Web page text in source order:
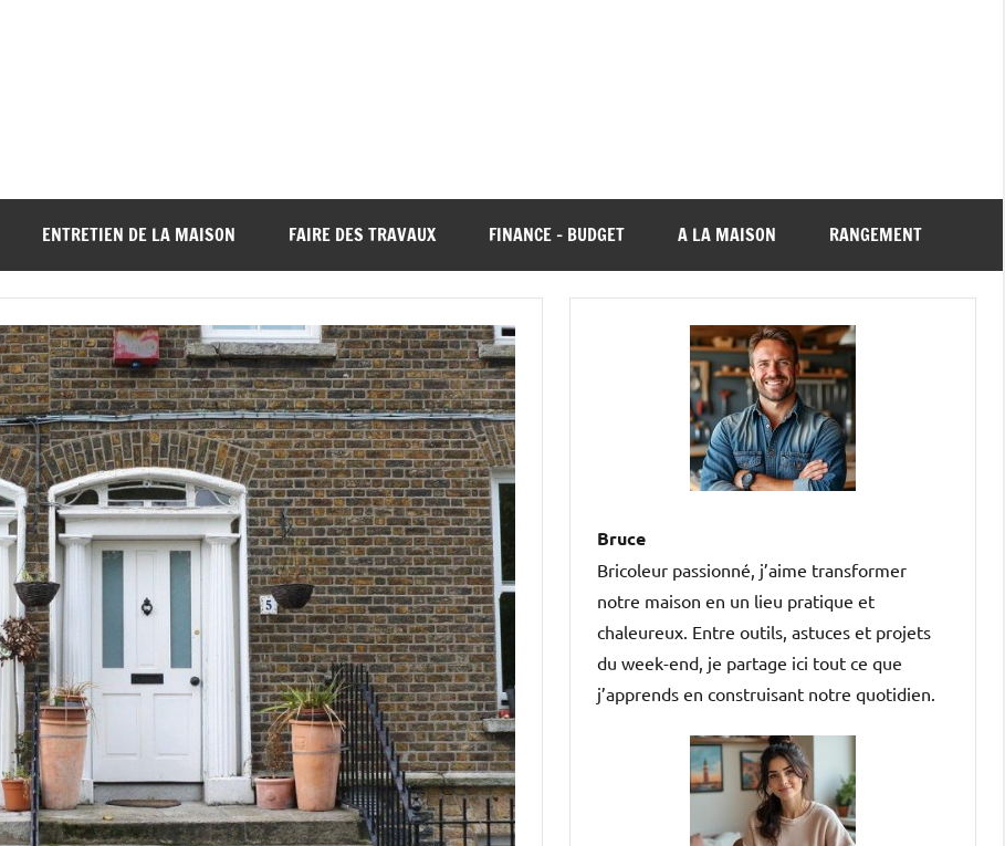
ENTRETIEN DE LA MAISON FAIRE DES TRAVAUX FINANCE – BUDGET A LA MAISON RANGEMENT
Bruce
Bricoleur passionné, j’aime transformer
notre maison en un lieu pratique et
chaleureux. Entre outils, astuces et projets
du week-end, je partage ici tout ce que
j’apprends en construisant notre quotidien.